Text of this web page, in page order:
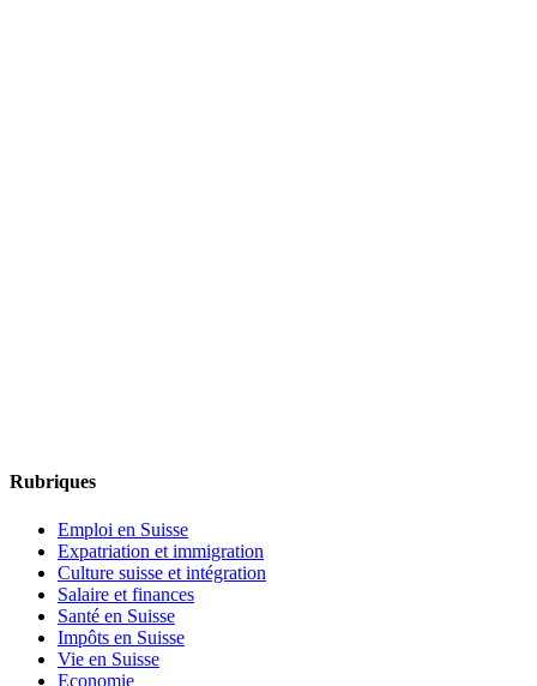
Rubriques
Emploi en Suisse
Expatriation et immigration
Culture suisse et intégration
Salaire et finances
Santé en Suisse
Impôts en Suisse
Vie en Suisse
Economie